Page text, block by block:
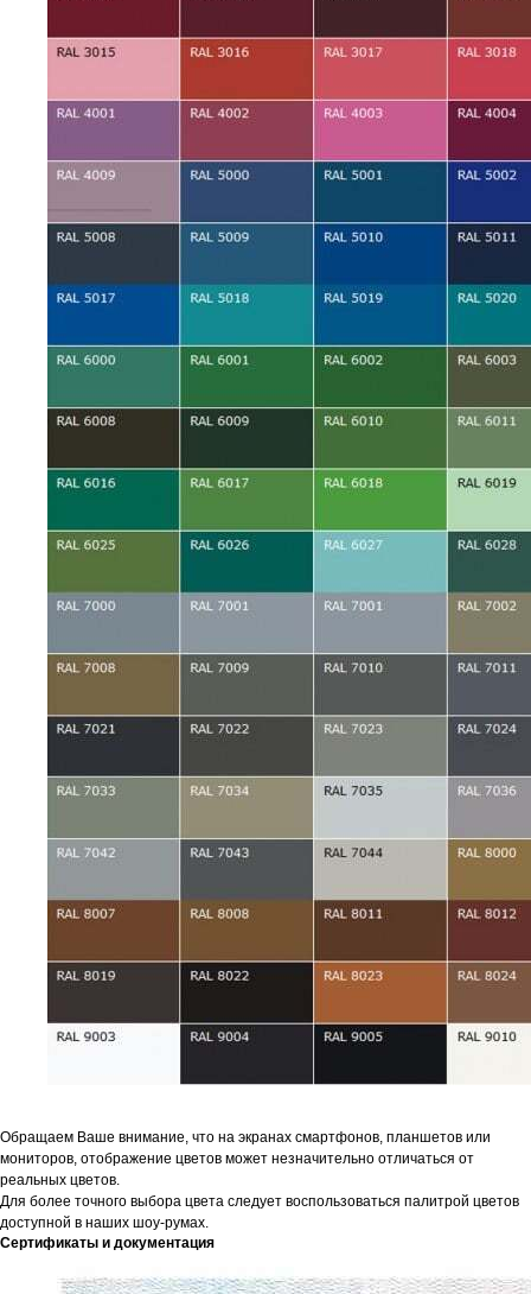
Обращаем Ваше внимание, что на экранах смартфонов, планшетов или
мониторов, отображение цветов может незначительно отличаться от
реальных цветов.
Для более точного выбора цвета следует воспользоваться палитрой цветов
доступной в наших шоу-румах.
Сертификаты и документация